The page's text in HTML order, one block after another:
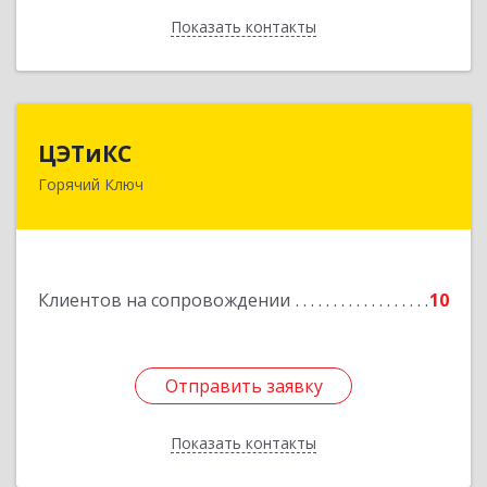
Показать контакты
Назад
ЦЭТиКС
Горячий Ключ
Клиентов на сопровождении 10
Отправить заявку
Показать контакты
353290, Краснодарский край, Горячий Ключ г,
Отправить заявку
Назад